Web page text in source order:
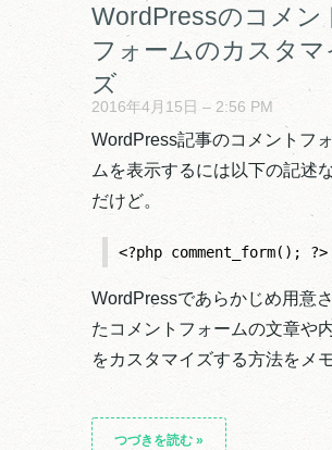
WordPressのコメン
フォームのカスタマ
ズ
2016年4月15日 – 2:56 PM
WordPress記事のコメントフ
ムを表示するには以下の記述
だけど。
<?php comment_form(); ?>
WordPressであらかじめ用意
たコメントフォームの文章や
をカスタマイズする方法をメモ
つづきを読む »